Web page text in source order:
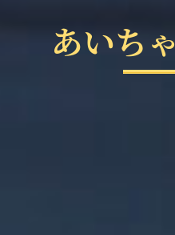
あいち